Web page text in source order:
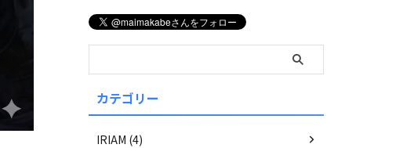
カテゴリー
IRIAM (4)